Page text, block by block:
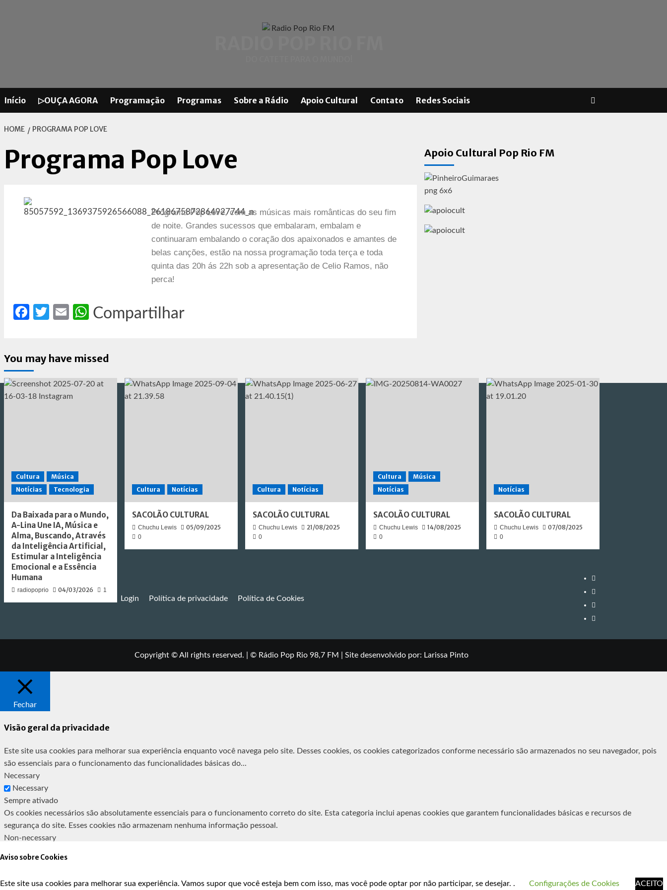
Início ▷OUÇA AGORA Programação Programas Sobre a Rádio Apoio Cultural Contato Redes Sociais
HOME PROGRAMA POP LOVE
Programa Pop Love
Programa Pop Love, com as músicas mais românticas do seu fim
de noite. Grandes sucessos que embalaram, embalam e
continuaram embalando o coração dos apaixonados e amantes de
belas canções, estão na nossa programação toda terça e toda
quinta das 20h ás 22h sob a apresentação de Celio Ramos, não
perca!
Facebook
Twitter
EmailWhatsApp
Compartilhar
Apoio Cultural Pop Rio FM
You may have missed
Cultura
Música
Notícias
Tecnologia
Da Baixada para o Mundo,
A-Lina Une IA, Música e
Alma, Buscando, Através
da Inteligência Artificial,
Estimular a Inteligência
Emocional e a Essência
Humana
radiopoprio 04/03/2026 1
Cultura Notícias
SACOLÃO CULTURAL
Chuchu Lewis 05/09/2025
0
Cultura Notícias
SACOLÃO CULTURAL
Chuchu Lewis 21/08/2025
0
Cultura
Música
Notícias
SACOLÃO CULTURAL
Chuchu Lewis 14/08/2025
0
Notícias
SACOLÃO CULTURAL
Chuchu Lewis 07/08/2025
0
Login Política de privacidade Política de Cookies
Copyright © All rights reserved. © Rádio Pop Rio 98,7 FM | Site desenvolvido por: Larissa Pinto
Aviso sobre Cookies
Este site usa cookies para melhorar sua experiência. Vamos supor que você esteja bem com isso, mas você pode optar por não participar, se desejar. . Configurações de Cookies ACEITO
Fechar
Visão geral da privacidade
Este site usa cookies para melhorar sua experiência enquanto você navega pelo site. Desses cookies, os cookies categorizados conforme necessário são armazenados no seu navegador, pois
são essenciais para o funcionamento das funcionalidades básicas do...
Necessary
Necessary
Sempre ativado
Os cookies necessários são absolutamente essenciais para o funcionamento correto do site. Esta categoria inclui apenas cookies que garantem funcionalidades básicas e recursos de
segurança do site. Esses cookies não armazenam nenhuma informação pessoal.
Non-necessary
Quaisquer cookies que possam não ser particularmente necessários para o funcionamento do site e sejam usados especificamente para coletar dados pessoais do usuário por meio de
SALVAR E ACEITAR